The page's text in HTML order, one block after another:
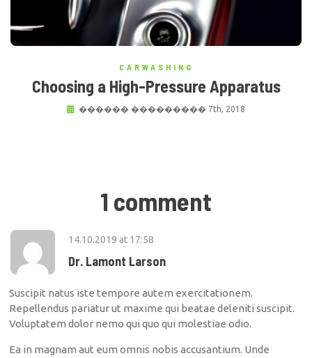
CARWASHING
Choosing a High-Pressure Apparatus
������ ��������� 7th, 2018
1 comment
14.10.2019 at 17:58
Dr. Lamont Larson
Suscipit natus iste tempore autem exercitationem.
Repellendus pariatur ut maxime qui beatae deleniti suscipit.
Voluptatem dolor nemo qui quo qui molestiae odio.
Ea in magnam aut eum omnis nobis accusantium. Unde